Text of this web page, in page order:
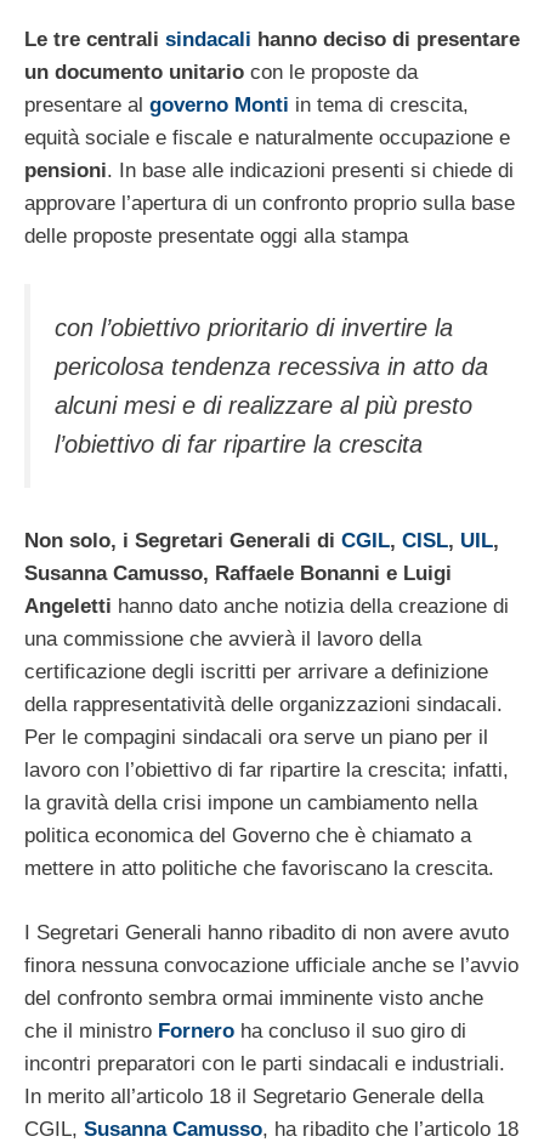
Le tre centrali sindacali hanno deciso di presentare
un documento unitario con le proposte da
presentare al governo Monti in tema di crescita,
equità sociale e fiscale e naturalmente occupazione e
pensioni. In base alle indicazioni presenti si chiede di
approvare l’apertura di un confronto proprio sulla base
delle proposte presentate oggi alla stampa
con l’obiettivo prioritario di invertire la
pericolosa tendenza recessiva in atto da
alcuni mesi e di realizzare al più presto
l’obiettivo di far ripartire la crescita
Non solo, i Segretari Generali di CGIL, CISL, UIL,
Susanna Camusso, Raffaele Bonanni e Luigi
Angeletti hanno dato anche notizia della creazione di
una commissione che avvierà il lavoro della
certificazione degli iscritti per arrivare a definizione
della rappresentatività delle organizzazioni sindacali.
Per le compagini sindacali ora serve un piano per il
lavoro con l’obiettivo di far ripartire la crescita; infatti,
la gravità della crisi impone un cambiamento nella
politica economica del Governo che è chiamato a
mettere in atto politiche che favoriscano la crescita.
I Segretari Generali hanno ribadito di non avere avuto
finora nessuna convocazione ufficiale anche se l’avvio
del confronto sembra ormai imminente visto anche
che il ministro Fornero ha concluso il suo giro di
incontri preparatori con le parti sindacali e industriali.
In merito all’articolo 18 il Segretario Generale della
CGIL, Susanna Camusso, ha ribadito che l’articolo 18